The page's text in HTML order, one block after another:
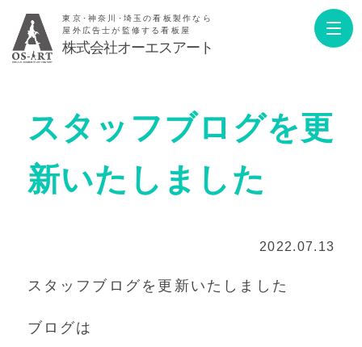
東京･神奈川･埼玉の看板製作なら
屋外広告士が監修する看板屋
株式会社オーエスアート
スタッフブログを更
新いたしました
2022.07.13
スタッフブログを更新いたしました
ブログは